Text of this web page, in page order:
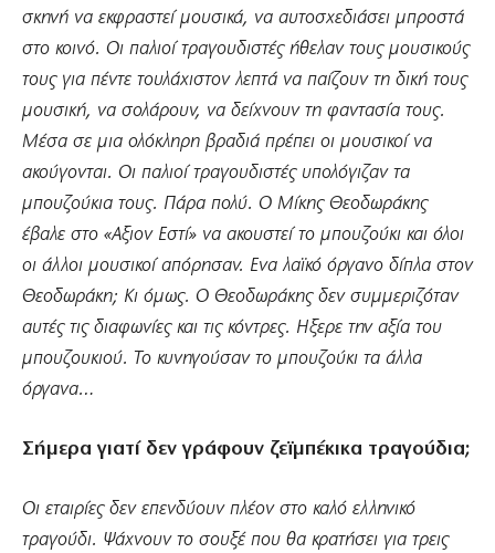
σκηνή να εκφραστεί μουσικά, να αυτοσχεδιάσει μπροστά
στο κοινό. Οι παλιοί τραγουδιστές ήθελαν τους μουσικούς
τους για πέντε τουλάχιστον λεπτά να παίζουν τη δική τους
μουσική, να σολάρουν, να δείχνουν τη φαντασία τους.
Μέσα σε μια ολόκληρη βραδιά πρέπει οι μουσικοί να
ακούγονται. Οι παλιοί τραγουδιστές υπολόγιζαν τα
μπουζούκια τους. Πάρα πολύ. Ο Μίκης Θεοδωράκης
έβαλε στο «Αξιον Εστί» να ακουστεί το μπουζούκι και όλοι
οι άλλοι μουσικοί απόρησαν. Ενα λαϊκό όργανο δίπλα στον
Θεοδωράκη; Κι όμως. Ο Θεοδωράκης δεν συμμεριζόταν
αυτές τις διαφωνίες και τις κόντρες. Ηξερε την αξία του
μπουζουκιού. Το κυνηγούσαν το μπουζούκι τα άλλα
όργανα…
Σήμερα γιατί δεν γράφουν ζεϊμπέκικα τραγούδια;
Οι εταιρίες δεν επενδύουν πλέον στο καλό ελληνικό
τραγούδι. Ψάχνουν το σουξέ που θα κρατήσει για τρεις